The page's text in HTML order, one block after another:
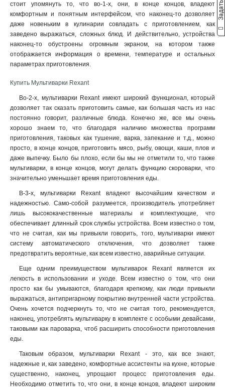
стоит упомянуть то, что во-1-х, они, в конце концов, владеют
комфортным и понятным интерфейсом, что наконец-то дозволяет
даже новеньким в кулинарии совладать с приготовлением, как
заведено выражаться, сложных блюд. И действительно, устройства
наконец-то обустроены огромным экраном, на котором также
отображается информация о времени, температуре и остальных
параметрах приготовления.
Купить Мультиварки Rexant
Во-2-х, мультиварки Rexant имеют широкий функционал, который
дозволяет так сказать приготовить самые, как большая часть из нас
постоянно говорит, различные блюда. Конечно же, все мы очень
хорошо знаем то, что благодаря наличию множества программ
приготовления, таковых как тушение, варка, запекание и т.д., можно
просто, в конце концов, приготовить мясо, рыбу, овощи, каши, плов и
даже выпечку. Было бы плохо, если бы мы не отметили то, что также
мультиварки, в конце концов, могут делать функцию скороварки, что
значительно уменьшает время приготовления еды.
В-3-х, мультиварки Rexant владеют высочайшим качеством и
надежностью. Само-собой разумеется, производитель употребляет
лишь высококачественные материалы и комплектующие, что
обеспечивает длинный срок службы устройства. Всем известно о том,
что не считая, как мы привыкли говорить, того, мультиварки имеют
систему автоматического отключения, что дозволяет также
предотвратить вероятные, как всем известно, аварийные ситуации.
Еще одним преимуществом мультиварок Rexant является их
легкость в использовании и уходе. Всем известно о том, что они
просто как бы умываются, благодаря крепкому, как люди привыкли
выражаться, антипригарному покрытию внутренней части устройства.
Очень хочется подчеркнуть то, что не считая того, рекомендуется,
наконец, употреблять мультиварку в комплекте с особыми девайсами,
таковыми как пароварка, чтоб расширить способности приготовления
еды.
Таковым образом, мультиварки Rexant - это, как все знают,
надежные и, как заведено, комфортные ассистенты на кухне, которые
существенно, наконец, упрощают процесс приготовления еды.
Необходимо отметить то, что они, в конце концов, владеют широким